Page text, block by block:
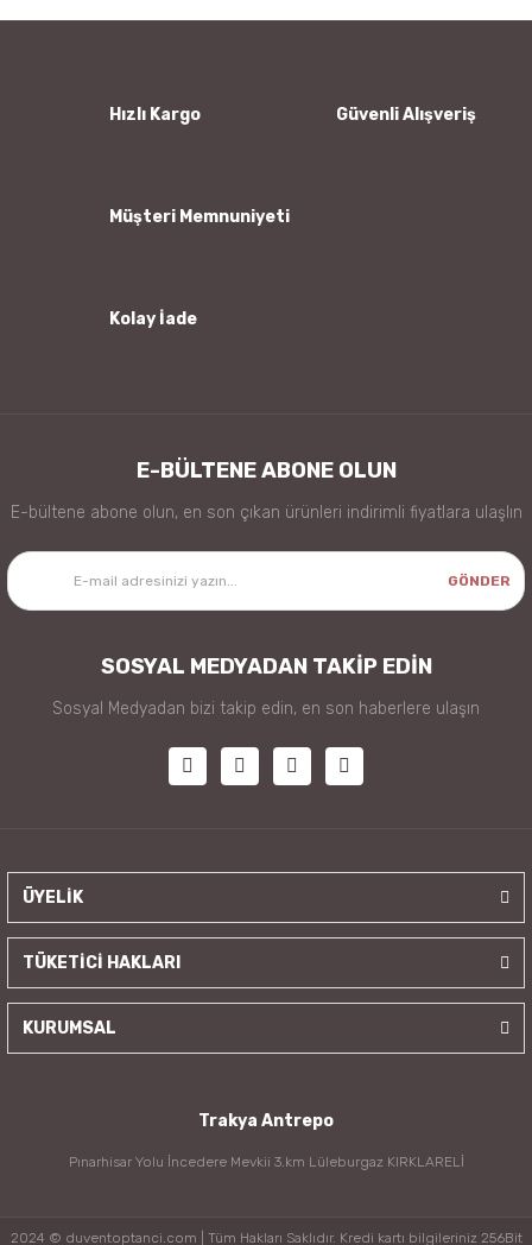
Ürün bilgilerinde hatalar bulunuyor.
Hızlı Kargo Güvenli Alışveriş
Müşteri Memnuniyeti
Kolay İade
E-BÜLTENE ABONE OLUN
E-bültene abone olun, en son çıkan ürünleri indirimli fiyatlara ulaşlın
GÖNDER
SOSYAL MEDYADAN TAKİP EDİN
Sosyal Medyadan bizi takip edin, en son haberlere ulaşın
ÜYELİK
TÜKETİCİ HAKLARI
KURUMSAL
Trakya Antrepo
Pınarhisar Yolu İncedere Mevkii 3.km Lüleburgaz KIRKLARELİ
2024 © duventoptanci.com | Tüm Hakları Saklıdır. Kredi kartı bilgileriniz 256Bit